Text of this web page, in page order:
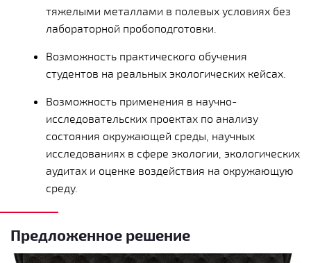
тяжелыми металлами в полевых условиях без
лабораторной пробоподготовки.
Возможность практического обучения
студентов на реальных экологических кейсах.
Возможность применения в научно-
исследовательских проектах по анализу
состояния окружающей среды, научных
исследованиях в сфере экологии, экологических
аудитах и оценке воздействия на окружающую
среду.
Предложенное решение